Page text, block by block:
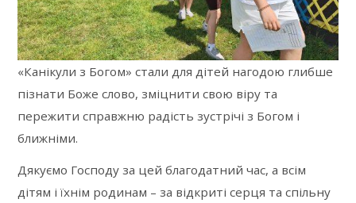
«Канікули з Богом» стали для дітей нагодою глибше
пізнати Боже слово, зміцнити свою віру та
пережити справжню радість зустрічі з Богом і
ближніми.
Дякуємо Господу за цей благодатний час, а всім
дітям і їхнім родинам – за відкриті серця та спільну